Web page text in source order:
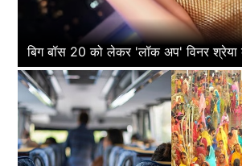
बिग बॉस 20 को लेकर 'लॉक अप' विनर श्रेया